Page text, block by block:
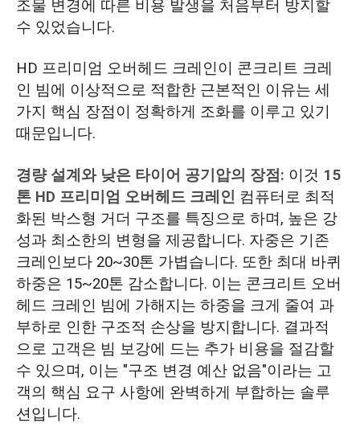
조물 변경에 따른 비용 발생을 처음부터 방지할
수 있었습니다.
HD 프리미엄 오버헤드 크레인이 콘크리트 크레
인 빔에 이상적으로 적합한 근본적인 이유는 세
가지 핵심 장점이 정확하게 조화를 이루고 있기
때문입니다.
경량 설계와 낮은 타이어 공기압의 장점: 이것 15
톤 HD 프리미엄 오버헤드 크레인 컴퓨터로 최적
화된 박스형 거더 구조를 특징으로 하며, 높은 강
성과 최소한의 변형을 제공합니다. 자중은 기존
크레인보다 20~30톤 가볍습니다. 또한 최대 바퀴
하중은 15~20톤 감소합니다. 이는 콘크리트 오버
헤드 크레인 빔에 가해지는 하중을 크게 줄여 과
부하로 인한 구조적 손상을 방지합니다. 결과적
으로 고객은 빔 보강에 드는 추가 비용을 절감할
수 있으며, 이는 "구조 변경 예산 없음"이라는 고
객의 핵심 요구 사항에 완벽하게 부합하는 솔루
션입니다.